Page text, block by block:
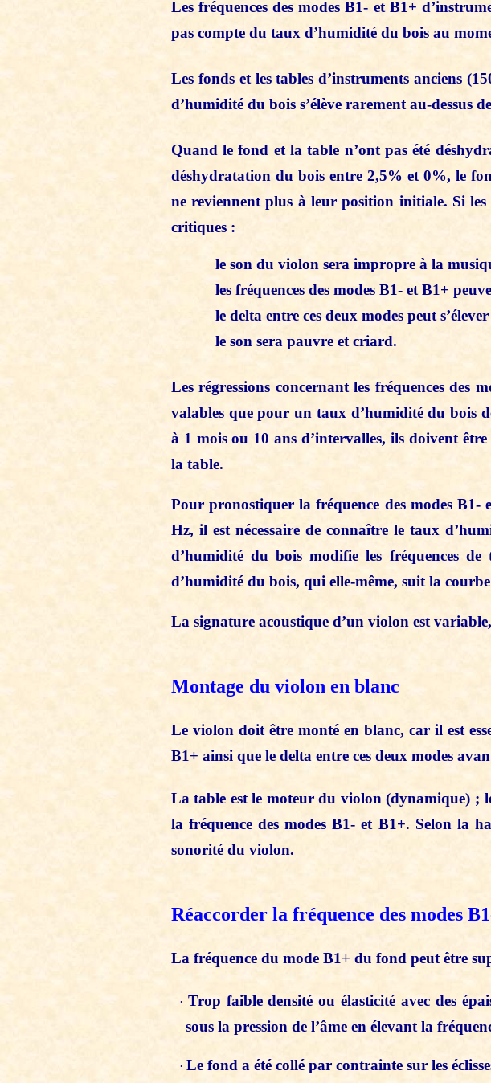
Les fréquences des modes B1- et B1+
pas compte du taux d’humidité du bois au
Les fonds et les tables d’instruments anciens
d’humidité du bois s’élève rarement au-dessus
Quand le fond et la table n’ont pas été
déshydratation du bois entre 2,5% et 0%, le
ne reviennent plus à leur position initiale. Si les
critiques :
le son du violon sera impropre à la
les fréquences des modes B1- et B1+
le delta entre ces deux modes peut s’élever
le son sera pauvre et criard.
Les régressions concernant les fréquences des
valables que pour un taux d’humidité du bois
à 1 mois ou 10 ans d’intervalles, ils doivent
la table.
Pour pronostiquer la fréquence des modes
Hz, il est nécessaire de connaître le taux
d’humidité du bois modifie les fréquences
d’humidité du bois, qui elle-même, suit la
La signature acoustique d’un violon est
Montage du violon en blanc
Le violon doit être monté en blanc, car il est
B1+ ainsi que le delta entre ces deux modes
La table est le moteur du violon (dynamique) ;
la fréquence des modes B1- et B1+. Selon la
sonorité du violon.
Réaccorder la fréquence des modes
La fréquence du mode B1+ du fond peut être
· Trop faible densité ou élasticité avec des
sous la pression de l’âme en élevant la
· Le fond a été collé par contrainte sur les